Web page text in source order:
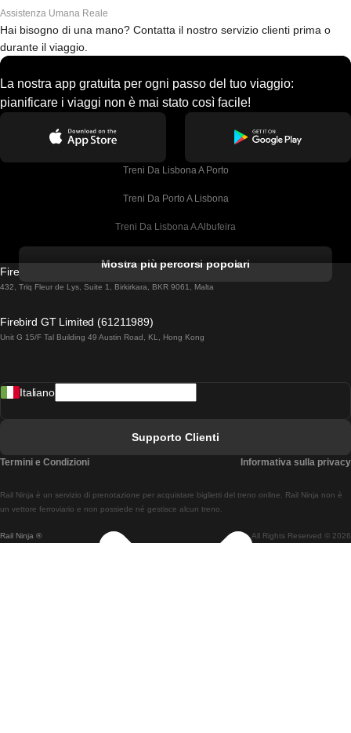
Assistenza Umana Reale
Hai bisogno di una mano? Contatta il nostro servizio clienti prima o
durante il viaggio.
La nostra app gratuita per ogni passo del tuo viaggio:
pianificare i viaggi non è mai stato così facile!
Treni Da Lisbona A Porto
Treni Da Porto A Lisbona
Treni Da Lisbona A Albufeira
Treni Da Lisbona A Lagos
Treni Da Lisbona A Madrid
Treni Da Lisbon A Braga
Treni Da Braga A Lisbona
Mostra più percorsi popolari
Firebird GT Limited (OC 1451)
432, Triq Fleur de Lys, Suite 1, Birkirkara, BKR 9061, Malta
Firebird GT Limited (61211989)
Unit G 15/F Tal Building 49 Austin Road, KL, Hong Kong
Rail Ninja ® All Rights Reserved © 2026
Rail Ninja è un servizio di prenotazione per acquistare biglietti del treno online. Rail Ninja non è
un vettore ferroviario e non possiede né gestisce alcun treno.
Italiano
Supporto Clienti
Termini e Condizioni Informativa sulla privacy